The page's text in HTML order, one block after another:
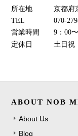
所在地
京都府
TEL
070-
営業時間
9：00
定休日
土日祝
ABOUT NOB
About Us
Blog